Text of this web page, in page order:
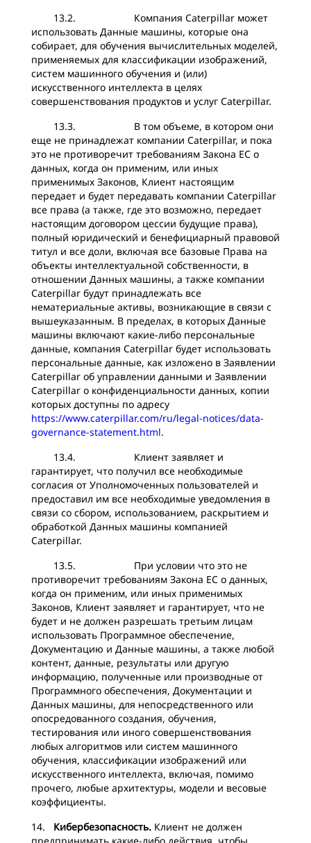
13.2. Компания Caterpillar может
использовать Данные машины, которые она
собирает, для обучения вычислительных моделей,
применяемых для классификации изображений,
систем машинного обучения и (или)
искусственного интеллекта в целях
совершенствования продуктов и услуг Caterpillar.
13.3. В том объеме, в котором они
еще не принадлежат компании Caterpillar, и пока
это не противоречит требованиям Закона ЕС о
данных, когда он применим, или иных
применимых Законов, Клиент настоящим
передает и будет передавать компании Caterpillar
все права (а также, где это возможно, передает
настоящим договором цессии будущие права),
полный юридический и бенефициарный правовой
титул и все доли, включая все базовые Права на
объекты интеллектуальной собственности, в
отношении Данных машины, а также компании
Caterpillar будут принадлежать все
нематериальные активы, возникающие в связи с
вышеуказанным. В пределах, в которых Данные
машины включают какие-либо персональные
данные, компания Caterpillar будет использовать
персональные данные, как изложено в Заявлении
Caterpillar об управлении данными и Заявлении
Caterpillar о конфиденциальности данных, копии
которых доступны по адресу
https://www.caterpillar.com/ru/legal-notices/data-
governance-statement.html.
13.4. Клиент заявляет и
гарантирует, что получил все необходимые
согласия от Уполномоченных пользователей и
предоставил им все необходимые уведомления в
связи со сбором, использованием, раскрытием и
обработкой Данных машины компанией
Caterpillar.
13.5. При условии что это не
противоречит требованиям Закона ЕС о данных,
когда он применим, или иных применимых
Законов, Клиент заявляет и гарантирует, что не
будет и не должен разрешать третьим лицам
использовать Программное обеспечение,
Документацию и Данные машины, а также любой
контент, данные, результаты или другую
информацию, полученные или производные от
Программного обеспечения, Документации и
Данных машины, для непосредственного или
опосредованного создания, обучения,
тестирования или иного совершенствования
любых алгоритмов или систем машинного
обучения, классификации изображений или
искусственного интеллекта, включая, помимо
прочего, любые архитектуры, модели и весовые
коэффициенты.
14. Кибербезопасность. Клиент не должен